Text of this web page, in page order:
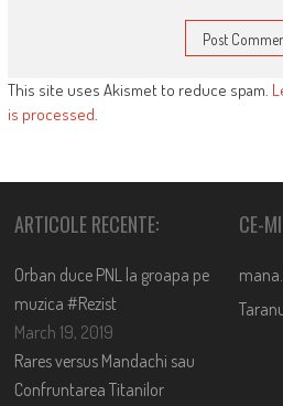
This site uses Akismet to reduce spam.
is processed.
ARTICOLE RECENTE:
Orban duce PNL la groapa pe
muzica #Rezist
March 19, 2019
Rares versus Mandachi sau
Confruntarea Titanilor
CE-